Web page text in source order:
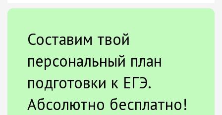
Составим твой
персональный план
подготовки к ЕГЭ.
Абсолютно бесплатно!